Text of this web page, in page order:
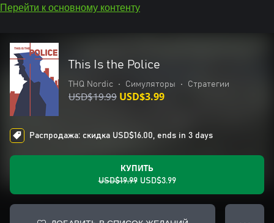
Перейти к основному контенту
This Is the Police
THQ Nordic • Симуляторы • Стратегии
USD$19.99 USD$3.99
Распродажа: скидка USD$16.00, ends in 3 days
КУПИТЬ
USD$19.99 USD$3.99